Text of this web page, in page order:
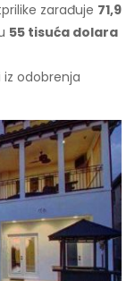
zarađuje 71,9
55 tisuća dolara
iz odobrenja